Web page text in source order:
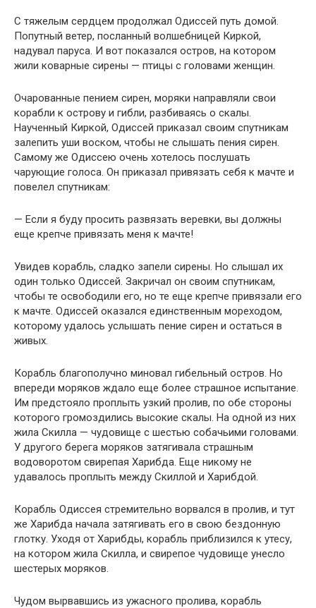
С тяжелым сердцем продолжал Одиссей путь домой.
Попутный ветер, посланный волшебницей Киркой,
надувал паруса. И вот показался остров, на котором
жили коварные сирены — птицы с головами женщин.
Очарованные пением сирен, моряки направляли свои
корабли к острову и гибли, разбиваясь о скалы.
Наученный Киркой, Одиссей приказал своим спутникам
залепить уши воском, чтобы не слышать пения сирен.
Самому же Одиссею очень хотелось послушать
чарующие голоса. Он приказал привязать себя к мачте и
повелел спутникам:
— Если я буду просить развязать веревки, вы должны
еще крепче привязать меня к мачте!
Увидев корабль, сладко запели сирены. Но слышал их
один только Одиссей. Закричал он своим спутникам,
чтобы те освободили его, но те еще крепче привязали его
к мачте. Одиссей оказался единственным мореходом,
которому удалось услышать пение сирен и остаться в
живых.
Корабль благополучно миновал гибельный остров. Но
впереди моряков ждало еще более страшное испытание.
Им предстояло проплыть узкий пролив, по обе стороны
которого громоздились высокие скалы. На одной из них
жила Скилла — чудовище с шестью собачьими головами.
У другого берега моряков затягивала страшным
водоворотом свирепая Харибда. Еще никому не
удавалось проплыть между Скиллой и Харибдой.
Корабль Одиссея стремительно ворвался в пролив, и тут
же Харибда начала затягивать его в свою бездонную
глотку. Уходя от Харибды, корабль приблизился к утесу,
на котором жила Скилла, и свирепое чудовище унесло
шестерых моряков.
Чудом вырвавшись из ужасного пролива, корабль